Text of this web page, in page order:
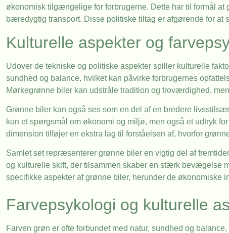
økonomisk tilgængelige for forbrugerne. Dette har til formål
bæredygtig transport. Disse politiske tiltag er afgørende for at
Kulturelle aspekter og
Udover de tekniske og politiske aspekter spiller kulturelle
sundhed og balance, hvilket kan påvirke forbrugernes
Mørkegrønne biler kan udstråle tradition og troværdighed,
Grønne biler kan også ses som en del af en bredere
kun et spørgsmål om økonomi og miljø, men også et udtryk
dimension tilføjer en ekstra lag til forståelsen af, hvorfor
Samlet set repræsenterer grønne biler en vigtig del af
og kulturelle skift, der tilsammen skaber en stærk bevægelse
specifikke aspekter af grønne biler, herunder de økonomiske
Farvepsykologi og kulturelle
Farven grøn er ofte forbundet med natur, sundhed og